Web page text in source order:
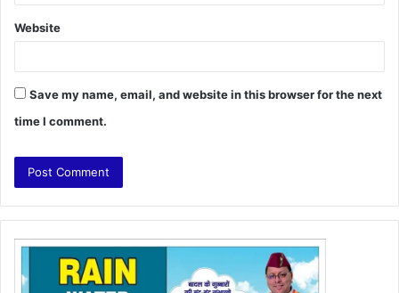
Website
Save my name, email, and website in this browser for the next
time I comment.